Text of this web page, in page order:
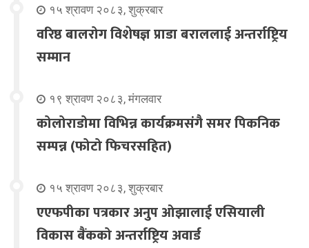
१५ श्रावण २०८३, शुक्रबार
वरिष्ठ बालरोग विशेषज्ञ प्राडा बराललाई अन्तर्राष्ट्रिय
सम्मान
१९ श्रावण २०८३, मंगलवार
कोलोराडोमा विभिन्न कार्यक्रमसंगै समर पिकनिक
सम्पन्न (फोटो फिचरसहित)
१५ श्रावण २०८३, शुक्रबार
एएफपीका पत्रकार अनुप ओझालाई एसियाली
विकास बैंकको अन्तर्राष्ट्रिय अवार्ड